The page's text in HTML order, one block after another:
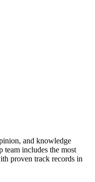
and knowledge
team includes the most
proven track records in